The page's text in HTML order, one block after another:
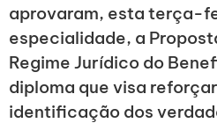
aprovaram, esta terça-
especialidade, a
Regime Jurídico do
diploma que visa
identificação dos